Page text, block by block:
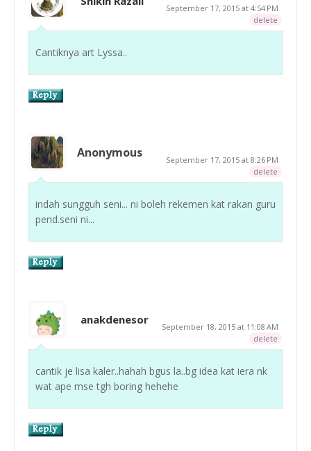
September 17, 2015 at 4:54 PM
delete
Cantiknya art Lyssa..
Anonymous
September 17, 2015 at 8:26 PM
delete
indah sungguh seni... ni boleh rekemen kat rakan guru
pend.seni ni...
anakdenesor
September 18, 2015 at 11:08 AM
delete
cantik je lisa kaler..hahah bgus la..bg idea kat iera nk
wat ape mse tgh boring hehehe